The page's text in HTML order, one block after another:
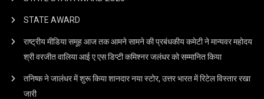
STATE AWARD
राष्ट्रीय मीडिया समूह आज तक आमने सामने की प्रबंधकीय कमेटी ने मान्यवर महोदय
श्री वरजीत वालिया आई ए एस डिप्टी कमिश्नर जलंधर को सम्मानित किया
तनिष्क ने जालंधर में शुरू किया शानदार नया स्टोर, उत्तर भारत में रिटेल विस्तार रखा
जारी